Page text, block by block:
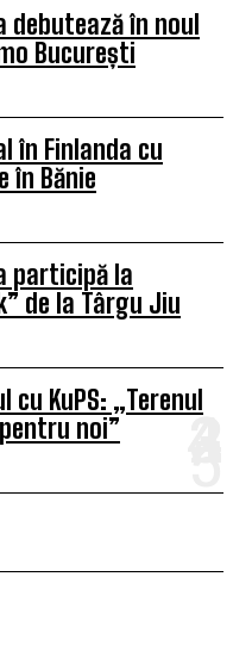
debutează în noul
București
în Finlanda cu
în Bănie
participă la
de la Târgu Jiu
cu KuPS: „Terenul
noi”